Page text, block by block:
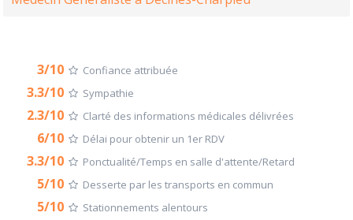
3/10 Confiance attribuée
3.3/10 Sympathie
2.3/10 Clarté des informations médicales délivrées
6/10 Délai pour obtenir un 1er RDV
3.3/10 Ponctualité/Temps en salle d'attente/Retard
5/10 Desserte par les transports en commun
5/10 Stationnements alentours